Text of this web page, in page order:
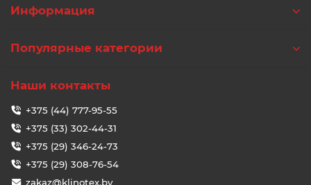
Информация
Популярные категории
Наши контакты
+375 (44) 777-95-55
+375 (33) 302-44-31
+375 (29) 346-24-73
+375 (29) 308-76-54
zakaz@klinotex.by